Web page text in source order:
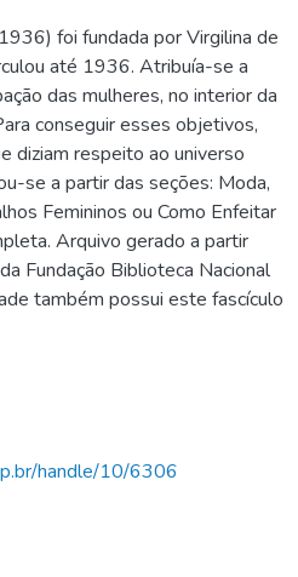
foi fundada por Virgilina de
até 1936. Atribuía-se a
das mulheres, no interior da
conseguir esses objetivos,
diziam respeito ao universo
se a partir das seções: Moda,
Femininos ou Como Enfeitar
Arquivo gerado a partir
Fundação Biblioteca Nacional
também possui este fascículo
handle/10/6306